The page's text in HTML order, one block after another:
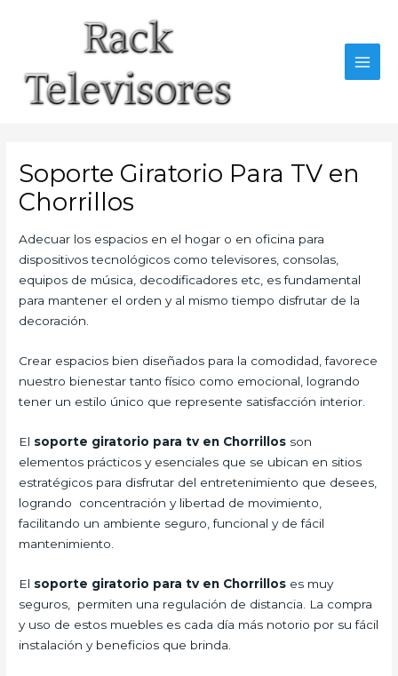
Soporte Giratorio Para TV en
Chorrillos
Adecuar los espacios en el hogar o en oficina para
dispositivos tecnológicos como televisores, consolas,
equipos de música, decodificadores etc, es fundamental
para mantener el orden y al mismo tiempo disfrutar de la
decoración.
Crear espacios bien diseñados para la comodidad, favorece
nuestro bienestar tanto físico como emocional, logrando
tener un estilo único que represente satisfacción interior.
El soporte giratorio para tv en Chorrillos son
elementos prácticos y esenciales que se ubican en sitios
estratégicos para disfrutar del entretenimiento que desees,
logrando concentración y libertad de movimiento,
facilitando un ambiente seguro, funcional y de fácil
mantenimiento.
El soporte giratorio para tv en Chorrillos es muy
seguros, permiten una regulación de distancia. La compra
y uso de estos muebles es cada día más notorio por su fácil
instalación y beneficios que brinda.